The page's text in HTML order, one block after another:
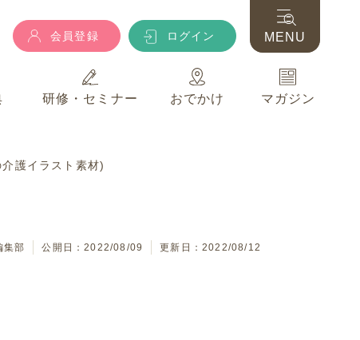
会員登録 ログイン
研修・セミナー おでかけ マガジン
MENU
護イラスト素材)
集部 公開日：2022/08/09 更新日：2022/08/12